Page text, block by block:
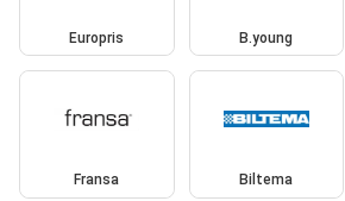
Europris B.young
Fransa Biltema